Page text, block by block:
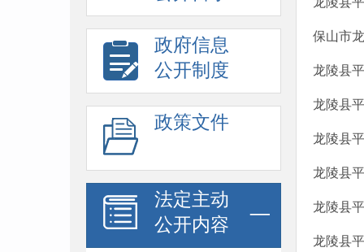
政府信息
公开制度
政策文件
法定主动
公开内容
保山市
龙陵县
龙陵县
龙陵县
龙陵县
龙陵县
龙陵县